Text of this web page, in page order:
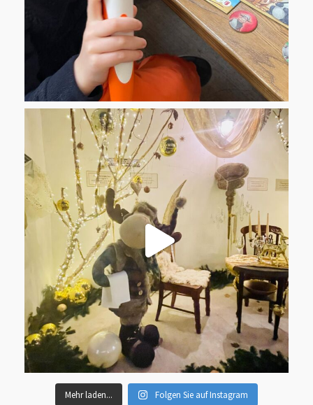
Mehr laden... Folgen Sie auf Instagram